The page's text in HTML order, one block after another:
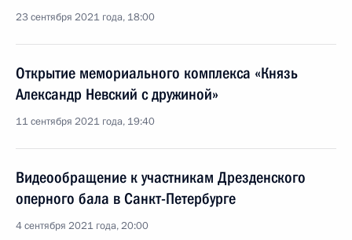
23 сентября 2021 года, 18:00
Открытие мемориального комплекса «Князь
Александр Невский с дружиной»
11 сентября 2021 года, 19:40
Видеообращение к участникам Дрезденского
оперного бала в Санкт-Петербурге
4 сентября 2021 года, 20:00